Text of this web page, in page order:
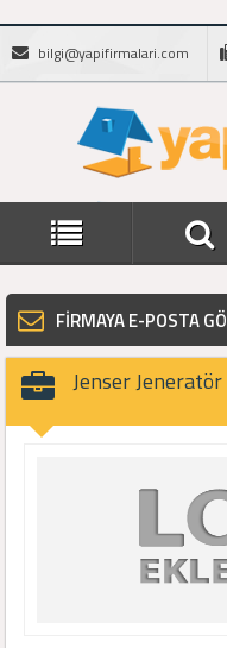
bilgi@yapifirmalari.com
FİRMAYA E-POSTA
Jenser